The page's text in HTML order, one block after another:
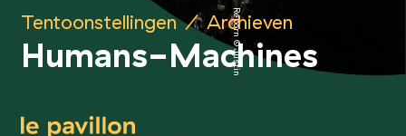
Reborn © Justine Emard
Tentoonstellingen / Archieven
Humans-Machines